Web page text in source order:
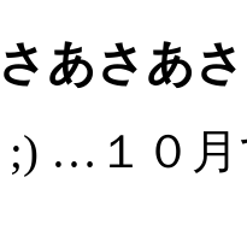
あさあ
;) …１０